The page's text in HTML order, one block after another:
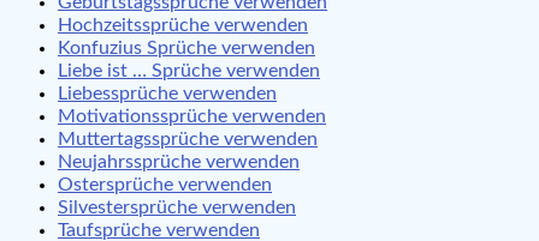
Hochzeitssprüche verwenden
Konfuzius Sprüche verwenden
Liebe ist … Sprüche verwenden
Liebessprüche verwenden
Motivationssprüche verwenden
Muttertagssprüche verwenden
Neujahrssprüche verwenden
Ostersprüche verwenden
Silvestersprüche verwenden
Taufsprüche verwenden